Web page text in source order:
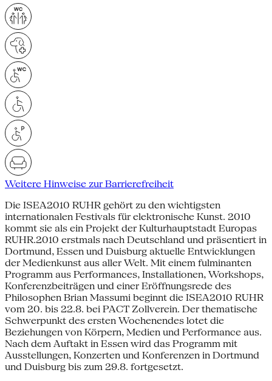
Weitere Hinweise zur Barrierefreiheit
Die ISEA2010 RUHR gehört zu den wichtigsten
internationalen Festivals für elektronische Kunst. 2010
kommt sie als ein Projekt der Kulturhauptstadt Europas
RUHR.2010 erstmals nach Deutschland und präsentiert in
Dortmund, Essen und Duisburg aktuelle Entwicklungen
der Medienkunst aus aller Welt. Mit einem fulminanten
Programm aus Performances, Installationen, Workshops,
Konferenzbeiträgen und einer Eröffnungsrede des
Philosophen Brian Massumi beginnt die ISEA2010 RUHR
vom 20. bis 22.8. bei PACT Zollverein. Der thematische
Schwerpunkt des ersten Wochenendes lotet die
Beziehungen von Körpern, Medien und Performance aus.
Nach dem Auftakt in Essen wird das Programm mit
Ausstellungen, Konzerten und Konferenzen in Dortmund
und Duisburg bis zum 29.8. fortgesetzt.